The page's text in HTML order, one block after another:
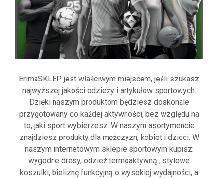
ErimaSKLEP jest właściwym miejscem, jeśli szukasz
najwyższej jakości odzieży i artykułów sportowych.
Dzięki naszym produktom będziesz doskonale
przygotowany do każdej aktywności, bez względu na
to, jaki sport wybierzesz. W naszym asortymencie
znajdziesz produkty dla mężczyzn, kobiet i dzieci. W
naszym internetowym sklepie sportowym kupisz:
wygodne dresy, odzież termoaktywną , stylowe
koszulki, bieliznę funkcyjną o wysokiej wydajności, a